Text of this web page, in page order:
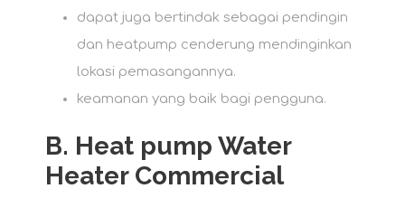
dapat juga bertindak sebagai pendingin
dan heatpump cenderung mendinginkan
lokasi pemasangannya.
keamanan yang baik bagi pengguna.
B. Heat pump Water
Heater Commercial